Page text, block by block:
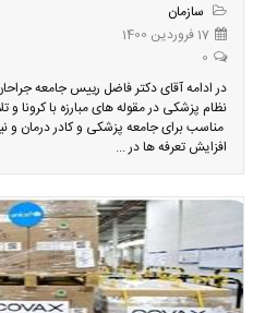
سازمان
17 فروردین 1400
0
در ادامه آقای دکتر فاضل رییس جامعه
نظام پزشکی در مقوله های مبارزه با کرونا
مناسب برای جامعه پزشکی و کادر درمان و
افزایش تعرفه ها در ...